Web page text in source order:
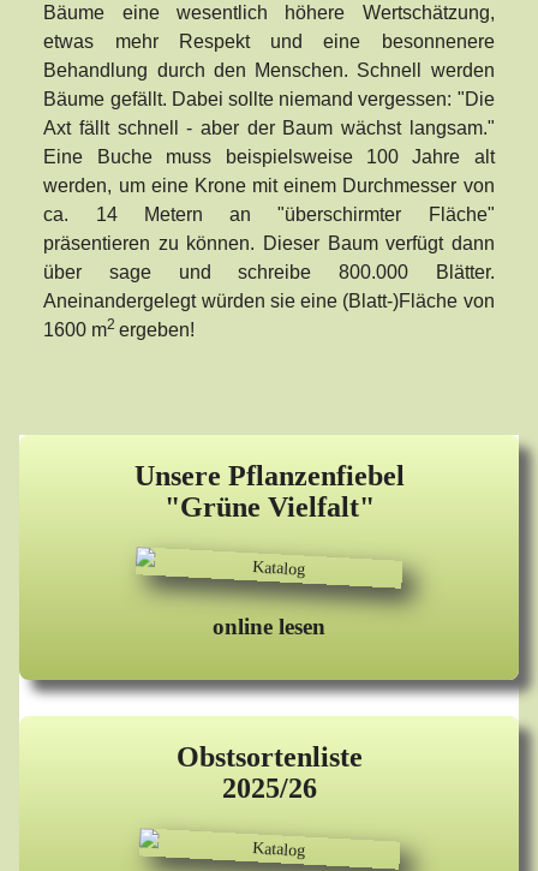
Unsere Pflanzenfiebel
"Grüne Vielfalt"
online lesen
Obstsortenliste
2025/26
Bäume eine wesentlich höhere Wertschätzung,
etwas mehr Respekt und eine besonnenere
Behandlung durch den Menschen. Schnell werden
Bäume gefällt. Dabei sollte niemand vergessen: "Die
Axt fällt schnell - aber der Baum wächst langsam."
Eine Buche muss beispielsweise 100 Jahre alt
werden, um eine Krone mit einem Durchmesser von
ca. 14 Metern an "überschirmter Fläche"
präsentieren zu können. Dieser Baum verfügt dann
über sage und schreibe 800.000 Blätter.
Aneinandergelegt würden sie eine (Blatt-)Fläche von
1600 m2 ergeben!